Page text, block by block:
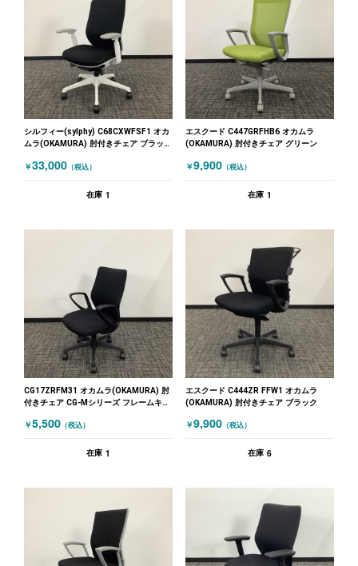
シルフィー(sylphy) C68CXWFSF1 オカ
ムラ(OKAMURA) 肘付きチェア ブラック
￥33,000 （税込）
在庫 1
エスクード C447GRFHB6 オカムラ
(OKAMURA) 肘付きチェア グリーン
￥9,900 （税込）
在庫 1
CG17ZRFM31 オカムラ(OKAMURA) 肘
付きチェア CG-Mシリーズ フレームキズ
￥5,500 （税込）
在庫 1
エスクード C444ZR FFW1 オカムラ
(OKAMURA) 肘付きチェア ブラック
￥9,900 （税込）
在庫 6